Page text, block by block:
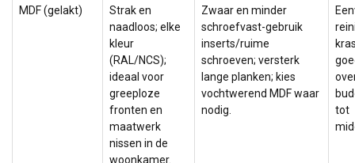
MDF (gelakt)
Strak en
naadloos; elke
kleur
(RAL/NCS);
ideaal voor
greeploze
fronten en
maatwerk
nissen in de
woonkamer.
Zwaar en minder
schroefvast-gebruik
inserts/ruime
schroeven; versterk
lange planken; kies
vochtwerend MDF waar
nodig.
tot